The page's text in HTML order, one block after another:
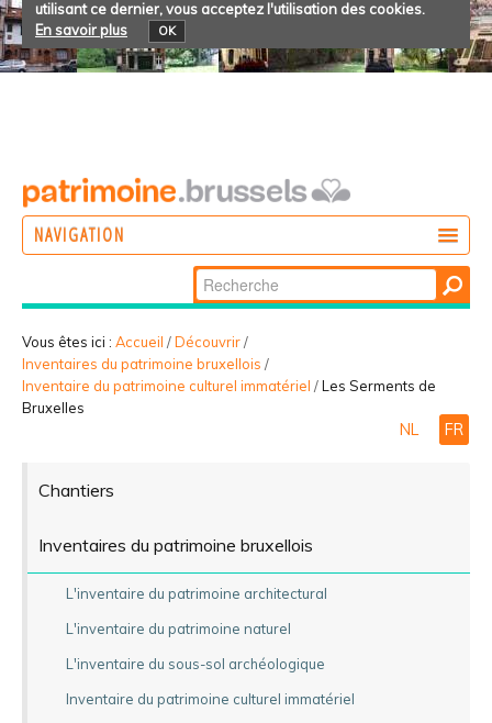
utilisant ce dernier, vous acceptez l'utilisation des cookies.
En savoir plus
OK
NAVIGATION
PARTICIPER
Chercher par
Recherche
avancée…
Vous êtes ici : Accueil /Découvrir/
Inventaires du patrimoine bruxellois /
Inventaire du patrimoine culturel immatériel /Les Serments de
Bruxelles
NL FR
Chantiers
Inventaires du patrimoine bruxellois
L'inventaire du patrimoine architectural
L'inventaire du patrimoine naturel
L'inventaire du sous-sol archéologique
Inventaire du patrimoine culturel immatériel